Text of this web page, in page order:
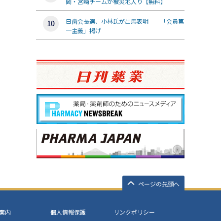
日歯会長選、小林氏が出馬表明 「会員第
一主義」掲げ
ページの先頭へ
内 個人情報保護
リンクポリシー